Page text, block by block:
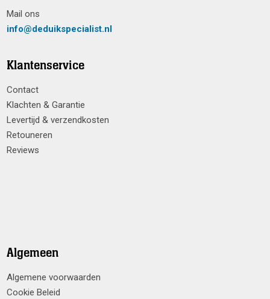
Mail ons
info@deduikspecialist.nl
Klantenservice
Contact
Klachten & Garantie
Levertijd & verzendkosten
Retouneren
Reviews
Algemeen
Algemene voorwaarden
Cookie Beleid